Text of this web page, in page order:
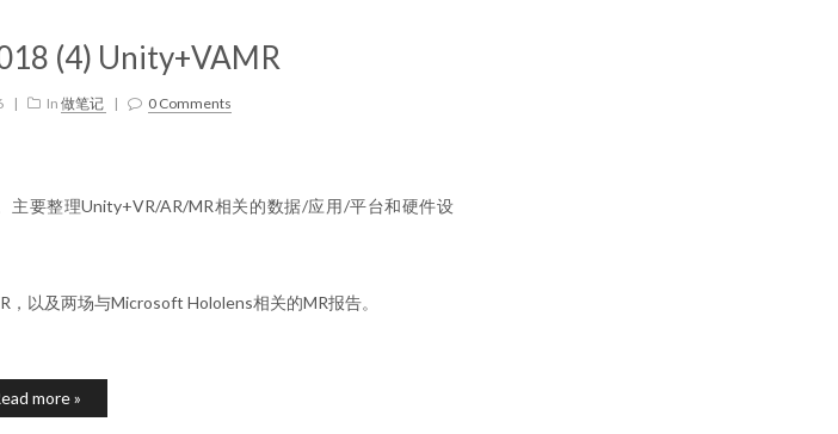
(4) Unity+VAMR
| In 做笔记 | 0 Comments
要整理Unity+VR/AR/MR相关的数据/应用/平台和硬件设
以及两场与Microsoft Hololens相关的MR报告。
more »